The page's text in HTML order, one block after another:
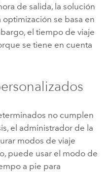
de salida, la solución
optimización se basa en
el tiempo de viaje
se tiene en cuenta
no cumplen
el administrador de la
modos de viaje
puede usar el modo de
a pie para